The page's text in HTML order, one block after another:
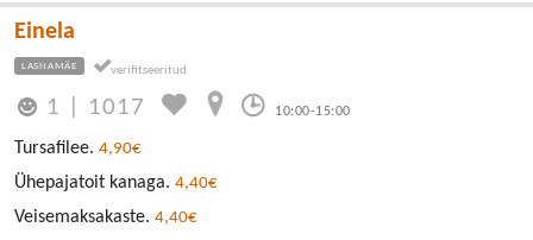
Einela
LASNAMÄE
1 1017 10:00-15:00
Tursafilee. 4,90€
Ühepajatoit kanaga. 4,40€
Veisemaksakaste. 4,40€